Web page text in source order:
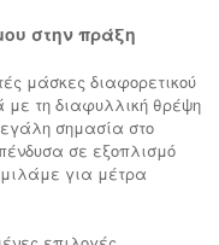
στην πράξη
μάσκες διαφορετικού
με τη διαφυλλική θρέψη
σημασία στο
σε εξοπλισμό
για μέτρα